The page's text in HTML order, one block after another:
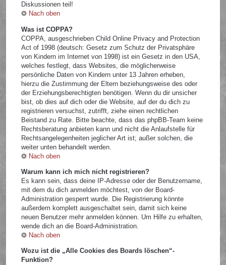
Diskussionen teil!
Nach oben
Was ist COPPA?
COPPA, ausgeschrieben Child Online Privacy and Protection
Act of 1998 (deutsch: Gesetz zum Schutz der Privatsphäre
von Kindern im Internet von 1998) ist ein Gesetz in den USA,
welches festlegt, dass Websites, die möglicherweise
persönliche Daten von Kindern unter 13 Jahren erheben,
hierzu die Zustimmung der Eltern beziehungsweise des oder
der Erziehungsberechtigten benötigen. Wenn du dir unsicher
bist, ob dies auf dich oder die Website, auf der du dich zu
registrieren versuchst, zutrifft, ziehe einen rechtlichen
Beistand zu Rate. Bitte beachte, dass das phpBB-Team keine
Rechtsberatung anbieten kann und nicht die Anlaufstelle für
Rechtsangelegenheiten jeglicher Art ist; außer solchen, die
weiter unten behandelt werden.
Nach oben
Warum kann ich mich nicht registrieren?
Es kann sein, dass deine IP-Adresse oder der Benutzername,
mit dem du dich anmelden möchtest, von der Board-
Administration gesperrt wurde. Die Registrierung könnte
außerdem komplett ausgeschaltet sein, damit sich keine
neuen Benutzer mehr anmelden können. Um Hilfe zu erhalten,
wende dich an die Board-Administration.
Nach oben
Wozu ist die „Alle Cookies des Boards löschen“-
Funktion?